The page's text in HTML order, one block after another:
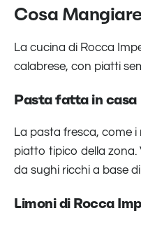
Cosa
La cucina di Rocca
calabrese, con piatti
Pasta fatta in casa
La pasta fresca, come
piatto tipico della
da sughi ricchi a base
Limoni di Rocca